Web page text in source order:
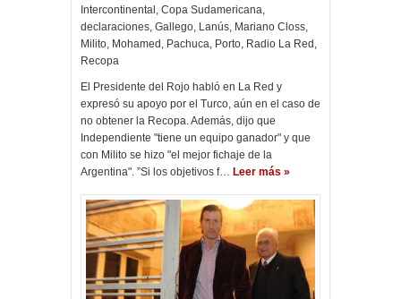
Intercontinental , Copa Sudamericana,
declaraciones, Gallego, Lanús, Mariano Closs,
Milito, Mohamed , Pachuca, Porto, Radio La Red ,
Recopa
El Presidente del Rojo habló en La Red y
expresó su apoyo por el Turco, aún en el caso de
no obtener la Recopa. Además, dijo que
Independiente "tiene un equipo ganador" y que
con Milito se hizo "el mejor fichaje de la
Argentina". ”Si los objetivos f… Leer más »